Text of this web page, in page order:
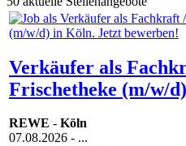
Verkäufer als
Frischetheke (m/w/
REWE - Köln
07.08.2026 - ...